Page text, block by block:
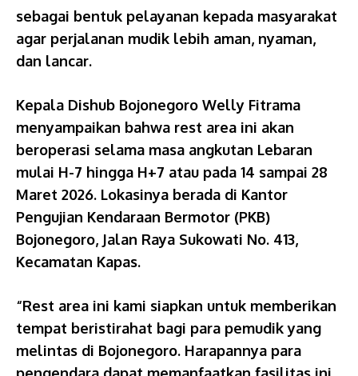
sebagai bentuk pelayanan kepada masyarakat
agar perjalanan mudik lebih aman, nyaman,
dan lancar.
Kepala Dishub Bojonegoro Welly Fitrama
menyampaikan bahwa rest area ini akan
beroperasi selama masa angkutan Lebaran
mulai H-7 hingga H+7 atau pada 14 sampai 28
Maret 2026. Lokasinya berada di Kantor
Pengujian Kendaraan Bermotor (PKB)
Bojonegoro, Jalan Raya Sukowati No. 413,
Kecamatan Kapas.
“Rest area ini kami siapkan untuk memberikan
tempat beristirahat bagi para pemudik yang
melintas di Bojonegoro. Harapannya para